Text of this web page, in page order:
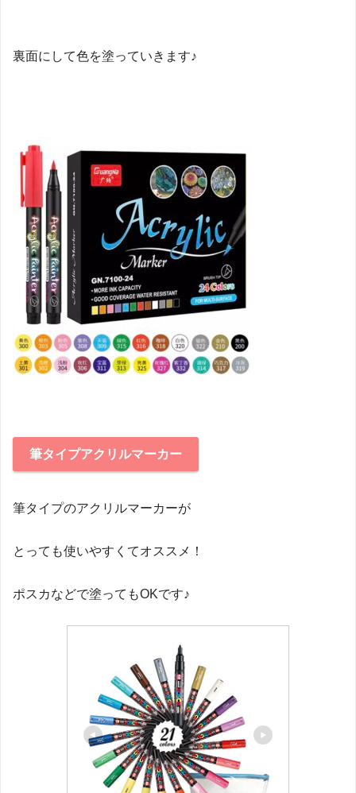
裏面にして色を塗っていきます♪
筆タイプアクリルマーカー
筆タイプのアクリルマーカーが
とっても使いやすくてオススメ！
ポスカなどで塗ってもOKです♪